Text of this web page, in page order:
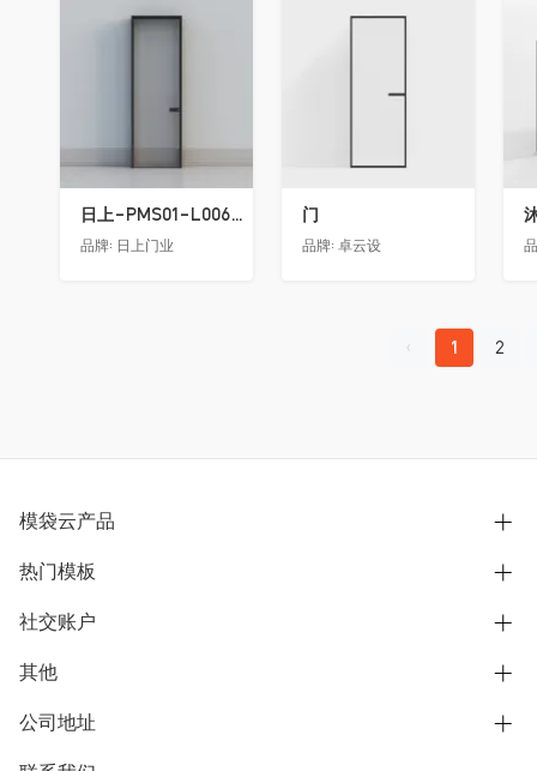
收藏
日上-PMS01-L006-金属窄边玻璃门
品牌: 日上门业
收藏
门
品牌: 卓云设
1 2
模袋云产品
别墅设计营销
模型协同展示分享
别墅社区
热门模板
欧式别墅
中式别墅
社交账户
B站
抖音
微信公众号
其他
用户服务协议
隐私政策
公司地址